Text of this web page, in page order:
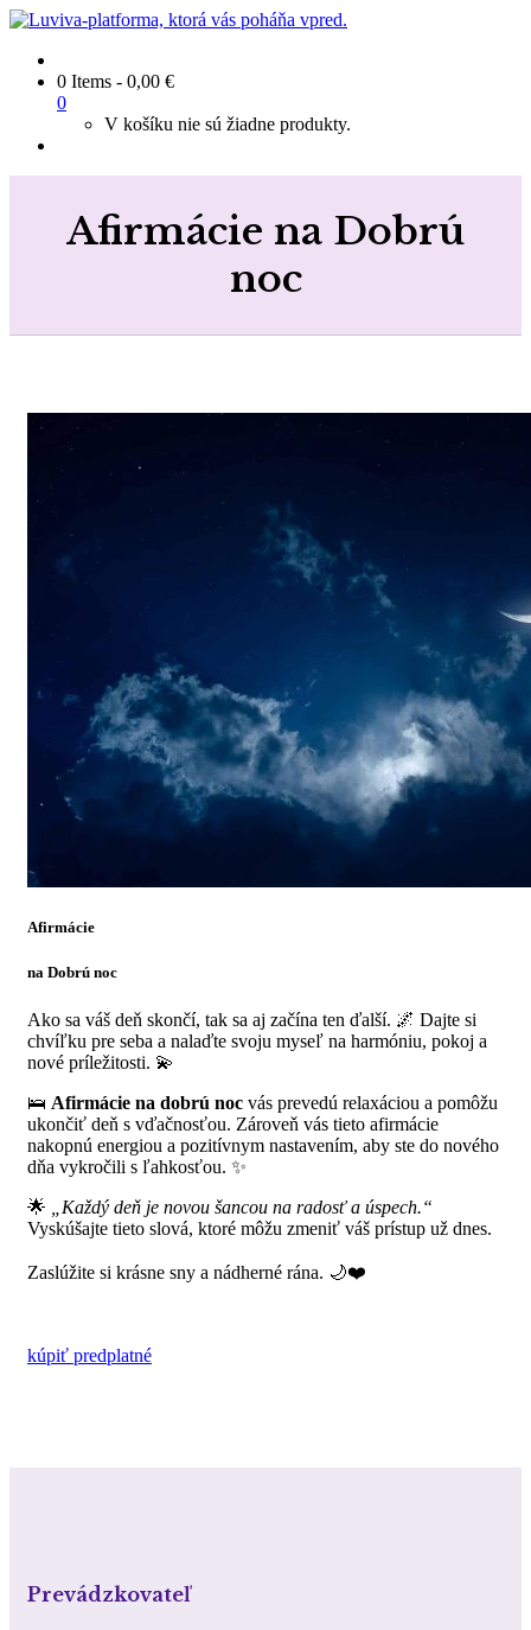
0 Items - 0,00 €
0
V košíku nie sú žiadne produkty.
Afirmácie na Dobrú
noc
Afirmácie
na Dobrú noc
Ako sa váš deň skončí, tak sa aj začína ten ďalší. 🌌 Dajte si
chvíľku pre seba a nalaďte svoju myseľ na harmóniu, pokoj a
nové príležitosti. 💫
🛌 Afirmácie na dobrú noc vás prevedú relaxáciou a pomôžu
ukončiť deň s vďačnosťou. Zároveň vás tieto afirmácie
nakopnú energiou a pozitívnym nastavením, aby ste do nového
dňa vykročili s ľahkosťou. ✨
🌟
„Každý deň je novou šancou na radosť a úspech.“
Vyskúšajte tieto slová, ktoré môžu zmeniť váš prístup už dnes.
Zaslúžite si krásne sny a nádherné rána. 🌙❤️
kúpiť predplatné
Prevádzkovateľ